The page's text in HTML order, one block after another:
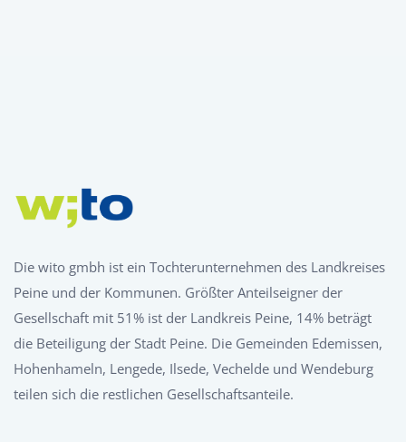
Die wito gmbh ist ein Tochterunternehmen des Landkreises
Peine und der Kommunen. Größter Anteilseigner der
Gesellschaft mit 51% ist der Landkreis Peine, 14% beträgt
die Beteiligung der Stadt Peine. Die Gemeinden Edemissen,
Hohenhameln, Lengede, Ilsede, Vechelde und Wendeburg
teilen sich die restlichen Gesellschaftsanteile.